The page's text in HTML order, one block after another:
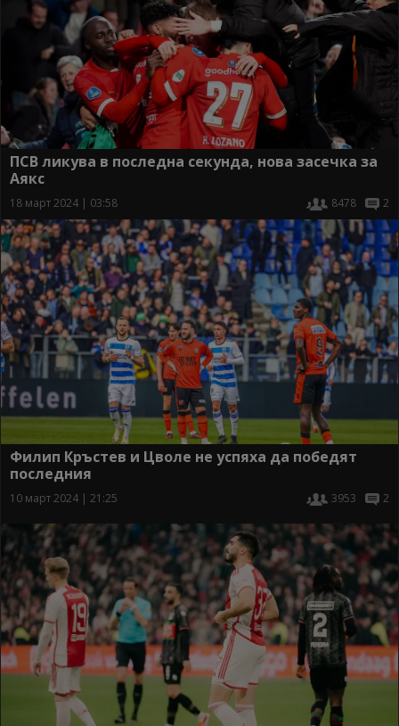
ПСВ ликува в последна секунда, нова засечка за
Аякс
18 март 2024 | 03:58 8478 2
Филип Кръстев и Цволе не успяха да победят
последния
10 март 2024 | 21:25 3953 2